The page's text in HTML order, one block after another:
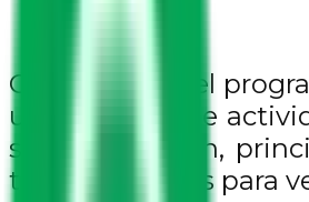
Como parte del
un conjunto de
sur de Culiacán,
tendrán talleres para